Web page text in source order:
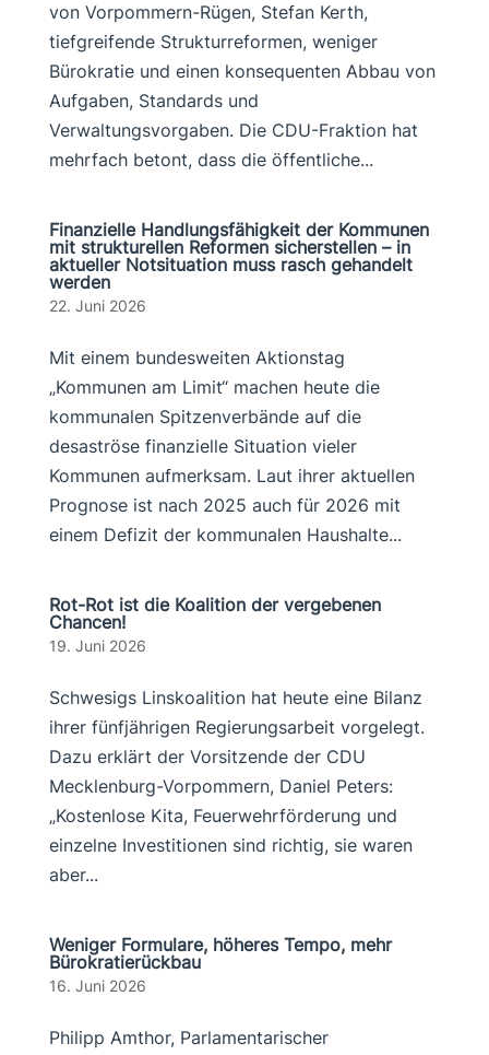
von Vorpommern-Rügen, Stefan Kerth,
tiefgreifende Strukturreformen, weniger
Bürokratie und einen konsequenten Abbau von
Aufgaben, Standards und
Verwaltungsvorgaben. Die CDU-Fraktion hat
mehrfach betont, dass die öffentliche...
Finanzielle Handlungsfähigkeit der Kommunen
mit strukturellen Reformen sicherstellen – in
aktueller Notsituation muss rasch gehandelt
werden
22. Juni 2026
Mit einem bundesweiten Aktionstag
„Kommunen am Limit“ machen heute die
kommunalen Spitzenverbände auf die
desaströse finanzielle Situation vieler
Kommunen aufmerksam. Laut ihrer aktuellen
Prognose ist nach 2025 auch für 2026 mit
einem Defizit der kommunalen Haushalte...
Rot-Rot ist die Koalition der vergebenen
Chancen!
19. Juni 2026
Schwesigs Linskoalition hat heute eine Bilanz
ihrer fünfjährigen Regierungsarbeit vorgelegt.
Dazu erklärt der Vorsitzende der CDU
Mecklenburg-Vorpommern, Daniel Peters:
„Kostenlose Kita, Feuerwehrförderung und
einzelne Investitionen sind richtig, sie waren
aber...
Weniger Formulare, höheres Tempo, mehr
Bürokratierückbau
16. Juni 2026
Philipp Amthor, Parlamentarischer